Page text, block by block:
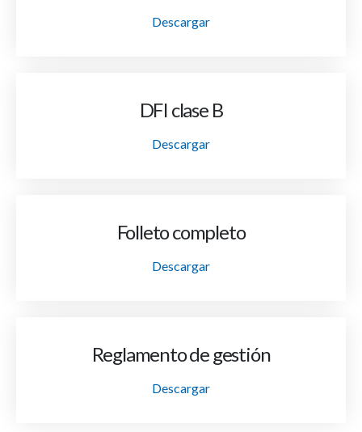
Descargar
DFI clase B
Descargar
Folleto completo
Descargar
Reglamento de gestión
Descargar